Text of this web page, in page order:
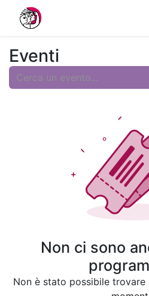
Eventi
Non ci sono
Non è stato possibile